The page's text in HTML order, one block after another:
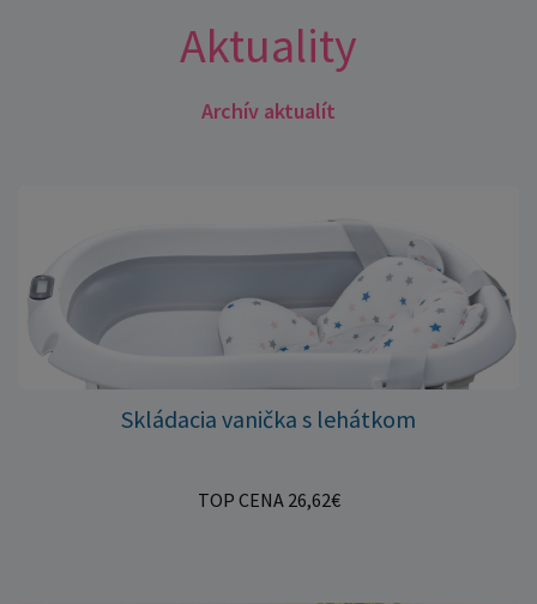
Aktuality
Archív aktualít
Skládacia vanička s lehátkom
TOP CENA 26,62€